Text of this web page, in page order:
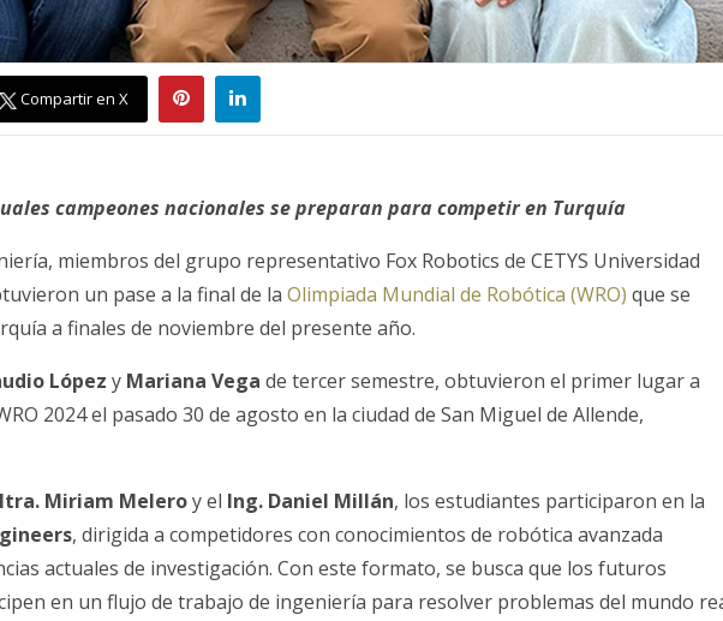
Compartir en X
campeones nacionales se preparan para competir en Turquía
miembros del grupo representativo Fox Robotics de CETYS Universidad
un pase a la final de la Olimpiada Mundial de Robótica (WRO) que se
a finales de noviembre del presente año.
López y Mariana Vega de tercer semestre, obtuvieron el primer lugar a
2024 el pasado 30 de agosto en la ciudad de San Miguel de Allende,
Miriam Meleroy el Ing. Daniel Millán, los estudiantes participaron en la
, dirigida a competidores con conocimientos de robótica avanzada
actuales de investigación. Con este formato, se busca que los futuros
en un flujo de trabajo de ingeniería para resolver problemas del mundo